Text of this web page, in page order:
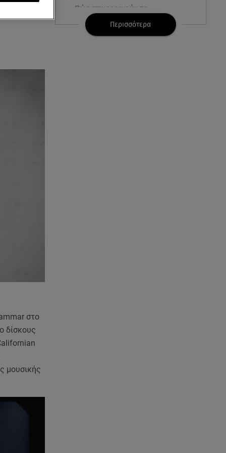
Πώς επικοινωνούν τα
ελικόπτερα στη φωτιά και ο
ρόλος του «συνδέσμου»
Περισσότερα
του
στο
δίσκους
μουσικής